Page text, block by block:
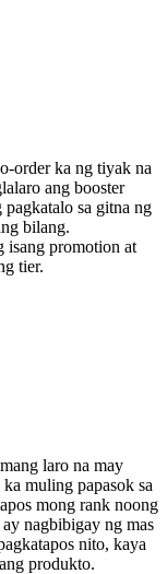
order ka ng tiyak na
ang booster
sa gitna ng
bilang.
isang promotion at
tier.
laro na may
muling papasok sa
mong rank noong
nagbibigay ng mas
nito, kaya
produkto.